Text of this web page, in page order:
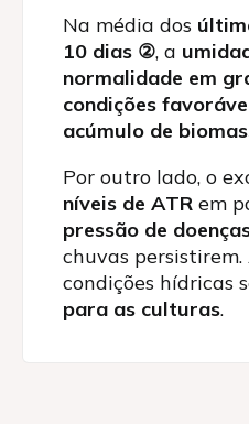
Na média dos
10 dias ②, a
normalidade em
condições
acúmulo de
Por outro lado, o
níveis de ATR em
pressão de
chuvas
condições hídricas
para as culturas.